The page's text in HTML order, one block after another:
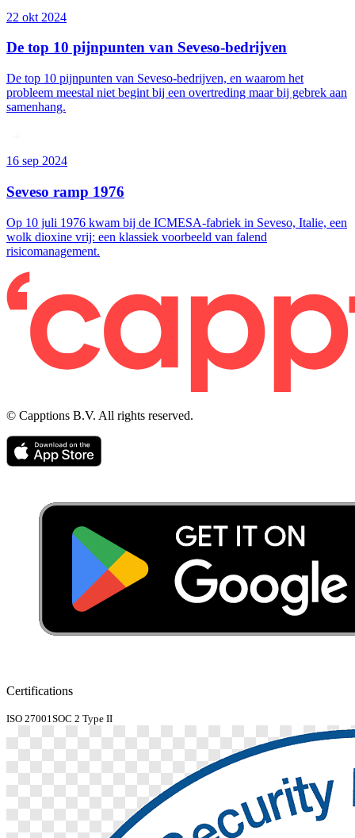
22 okt 2024
De top 10 pijnpunten van Seveso-bedrijven
De top 10 pijnpunten van Seveso-bedrijven, en waarom het
probleem meestal niet begint bij een overtreding maar bij gebrek aan
samenhang.
16 sep 2024
Seveso ramp 1976
Op 10 juli 1976 kwam bij de ICMESA-fabriek in Seveso, Italie, een
wolk dioxine vrij: een klassiek voorbeeld van falend
risicomanagement.
© Capptions B.V. All rights reserved.
Certifications
ISO 27001SOC 2 Type II